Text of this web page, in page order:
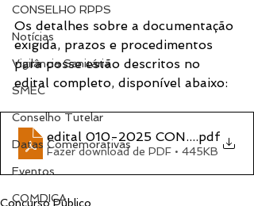
CONSELHO RPPS
Notícias
Vigilância Sanitária
SMEC
Conselho Tutelar
Datas Comemorativas
Eventos
COMDICA
Os detalhes sobre a documentação
exigida, prazos e procedimentos
para posse estão descritos no
edital completo, disponível abaixo:
edital 010-2025 CONCURSO
.pdf
Fazer download de PDF • 445KB
Concurso Público